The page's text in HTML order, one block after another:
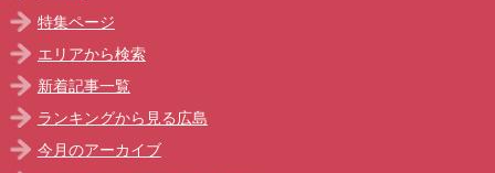
特集ページ
エリアから検索
新着記事一覧
ランキングから見る広島
今月のアーカイブ